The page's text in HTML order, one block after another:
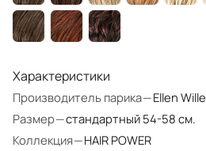
Характеристики
Производитель парика—Ellen Wille
Размер—стандартный 54-58 см.
Коллекция—HAIR POWER